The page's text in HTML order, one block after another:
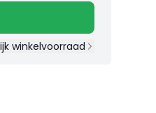
winkelvoorraad